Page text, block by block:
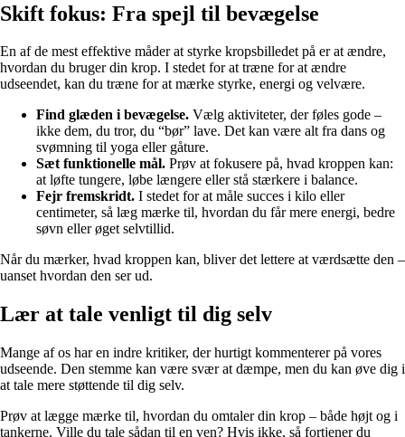
Skift fokus: Fra spejl til bevægelse
En af de mest effektive måder at styrke kropsbilledet på er at ændre,
hvordan du bruger din krop. I stedet for at træne for at ændre
udseendet, kan du træne for at mærke styrke, energi og velvære.
Find glæden i bevægelse. Vælg aktiviteter, der føles gode –
ikke dem, du tror, du “bør” lave. Det kan være alt fra dans og
svømning til yoga eller gåture.
Sæt funktionelle mål. Prøv at fokusere på, hvad kroppen kan:
at løfte tungere, løbe længere eller stå stærkere i balance.
Fejr fremskridt. I stedet for at måle succes i kilo eller
centimeter, så læg mærke til, hvordan du får mere energi, bedre
søvn eller øget selvtillid.
Når du mærker, hvad kroppen kan, bliver det lettere at værdsætte den –
uanset hvordan den ser ud.
Lær at tale venligt til dig selv
Mange af os har en indre kritiker, der hurtigt kommenterer på vores
udseende. Den stemme kan være svær at dæmpe, men du kan øve dig i
at tale mere støttende til dig selv.
Prøv at lægge mærke til, hvordan du omtaler din krop – både højt og i
tankerne. Ville du tale sådan til en ven? Hvis ikke, så fortjener du